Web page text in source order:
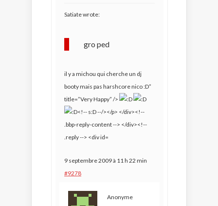
Satiate wrote:
gro ped
il y a michou qui cherche un dj
booty mais pas harshcore nico:D”
title=”Very Happy” />
9 septembre 2009 à 11 h 22 min
#9278
Anonyme